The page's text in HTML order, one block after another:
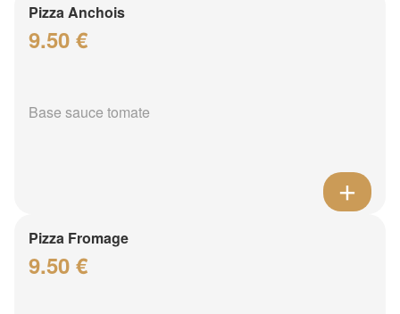
Pizza Anchois
9.50 €
Base sauce tomate
Pizza Fromage
9.50 €